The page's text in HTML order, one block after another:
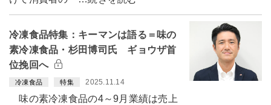
冷凍食品特集：キーマンは語る＝味の
素冷凍食品・杉田博司氏 ギョウザ首
位挽回へ
冷凍食品 特集 2025.11.14
味の素冷凍食品の4～9月業績は売上